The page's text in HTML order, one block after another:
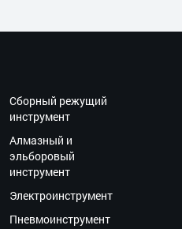
Сборный режущий
инструмент
Алмазный и
эльборовый
инструмент
Электроинструмент
Пневмоинструмент